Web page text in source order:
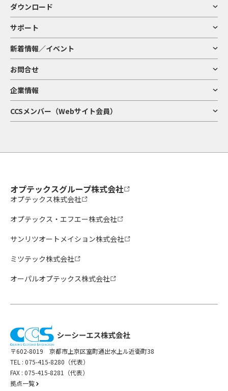
ダウンロード
サポート
新着情報／イベント
お問合せ
企業情報
CCSメンバー（Webサイト会員）
オプテックスグループ株式会社
オプテックス株式会社
オプテックス・エフエー株式会社
サンリツオートメイション株式会社
ミツテック株式会社
オーパルオプテックス株式会社
〒602-8019 京都市上京区室町通出水上ル近衛町38
TEL : 075-415-8280（代表）
FAX : 075-415-8281（代表）
拠点一覧